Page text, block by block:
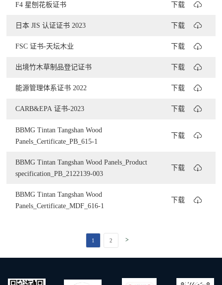
F4 星刨花板证书 下载
日本 JIS 认证证书 2023 下载
FSC 证书-天坛木业 下载
出境竹木草制品登记证书 下载
能源管理体系证书 2022 下载
CARB&EPA 证书-2023 下载
BBMG Tintan Tangshan Wood
Panels_Certificate_PB_615-1
下载
BBMG Tintan Tangshan Wood Panels_Product
specification_PB_2122139-003
下载
BBMG Tintan Tangshan Wood
Panels_Certificate_MDF_616-1
下载
1 2 >